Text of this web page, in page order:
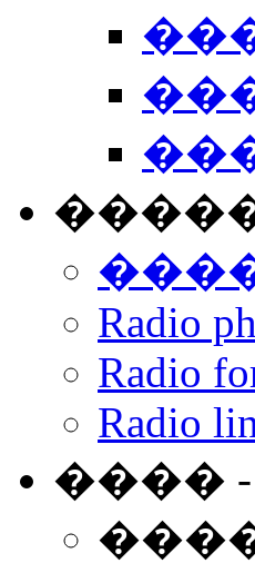
Radio
Radio
Radio
����